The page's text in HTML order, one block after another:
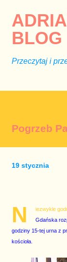
BLOG
Przeczytaj i
Pogrzeb
19 stycznia
N
iezwykle
Gdańska
godziny 15-tej urna z
kościoła.